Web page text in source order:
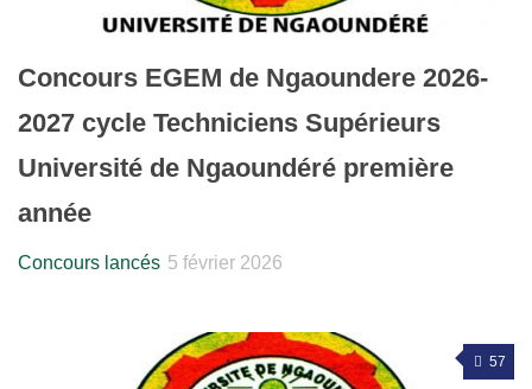
Concours EGEM de Ngaoundere 2026-
2027 cycle Techniciens Supérieurs
Université de Ngaoundéré première
année
Concours lancés 5 février 2026
57